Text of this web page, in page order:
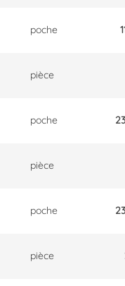
poche
pièce
poche
pièce
poche
pièce